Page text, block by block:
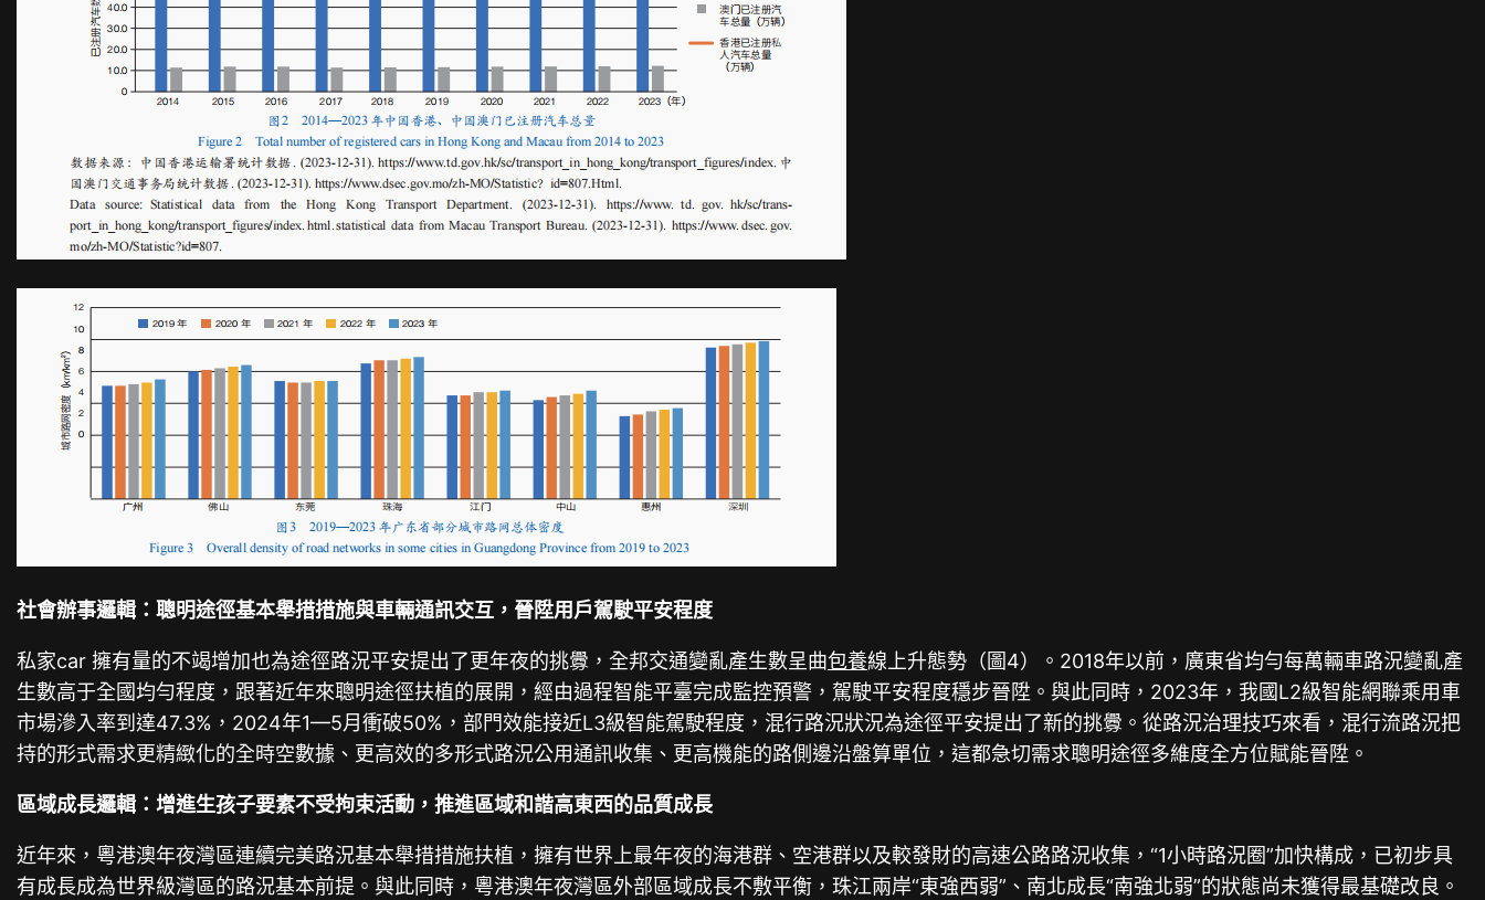
社會辦事邏輯：聰明途徑基本舉措措施與車輛通訊交互，晉陞用戶駕駛平安程度
私家car 擁有量的不竭增加也為途徑路況平安提出了更年夜的挑釁，全邦交通變亂產生數呈曲包養線上升態勢（圖4）。2018年以前，廣東省均勻每萬輛車路況變亂產
生數高于全國均勻程度，跟著近年來聰明途徑扶植的展開，經由過程智能平臺完成監控預警，駕駛平安程度穩步晉陞。與此同時，2023年，我國L2級智能網聯乘用車
市場滲入率到達47.3%，2024年1—5月衝破50%，部門效能接近L3級智能駕駛程度，混行路況狀況為途徑平安提出了新的挑釁。從路況治理技巧來看，混行流路況把
持的形式需求更精緻化的全時空數據、更高效的多形式路況公用通訊收集、更高機能的路側邊沿盤算單位，這都急切需求聰明途徑多維度全方位賦能晉陞。
區域成長邏輯：增進生孩子要素不受拘束活動，推進區域和諧高東西的品質成長
近年來，粵港澳年夜灣區連續完美路況基本舉措措施扶植，擁有世界上最年夜的海港群、空港群以及較發財的高速公路路況收集，“1小時路況圈”加快構成，已初步具
有成長成為世界級灣區的路況基本前提。與此同時，粵港澳年夜灣區外部區域成長不敷平衡，珠江兩岸“東強西弱”、南北成長“南強北弱”的狀態尚未獲得最基礎改良。